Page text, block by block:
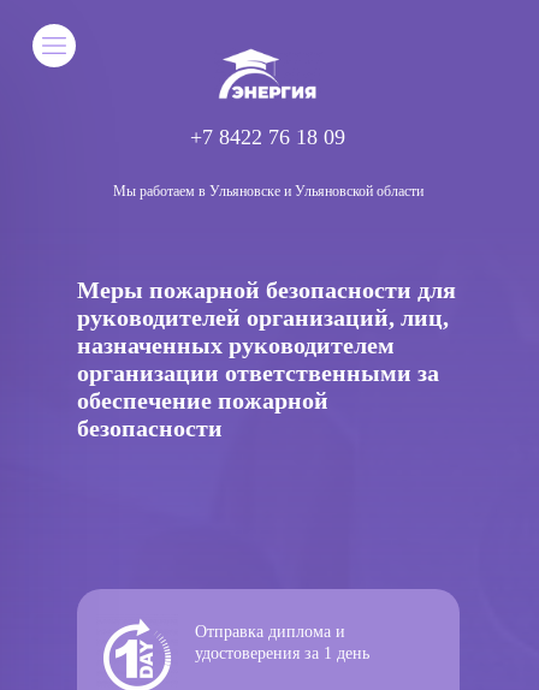
Мы работаем в Ульяновске и Ульяновской области
+7 8422 76 18 09
Меры пожарной безопасности для
руководителей организаций, лиц,
назначенных руководителем
организации ответственными за
обеспечение пожарной
безопасности
Отправка диплома и
удостоверения за 1 день